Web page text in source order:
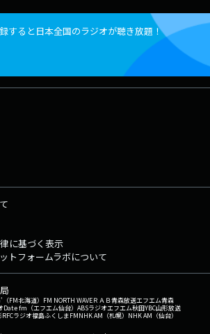
すると日本全国のラジオが聴き放題！
に基づく表示
トフォームラボについて
（FM北海道） FM NORTH WAVEＲＡＢ青森放送エフエム青森
Date fm（エフエム仙台） ABSラジオエフエム秋田YBC山形放送
RFCラジオ福島ふくしまFMNHK AM（札幌） NHK AM（仙台）